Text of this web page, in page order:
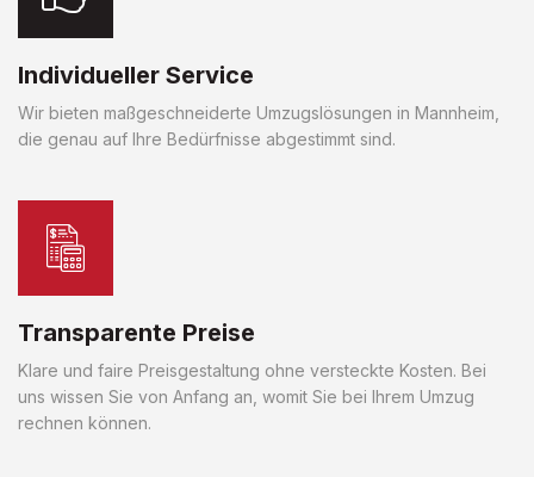
Individueller Service
Wir bieten maßgeschneiderte Umzugslösungen in Mannheim,
die genau auf Ihre Bedürfnisse abgestimmt sind.
Transparente Preise
Klare und faire Preisgestaltung ohne versteckte Kosten. Bei
uns wissen Sie von Anfang an, womit Sie bei Ihrem Umzug
rechnen können.